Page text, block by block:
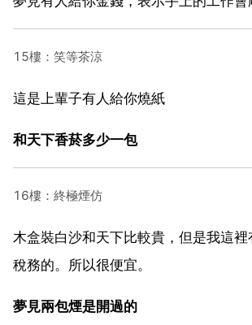
15樓：笑等茶涼
這是上輩子有人給你燒紙
和天下香菸多少一包
16樓：終極煙仿
木盒裝白沙和天下比較貴，但是我這
稅務的。所以很便宜。
夢見兩包煙是開過的